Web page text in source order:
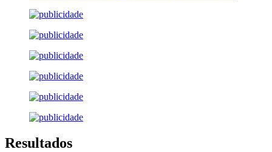
Resultados